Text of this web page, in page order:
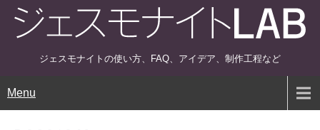
ジェスモナイトの使い方、FAQ、アイデア、制作工程など
Menu